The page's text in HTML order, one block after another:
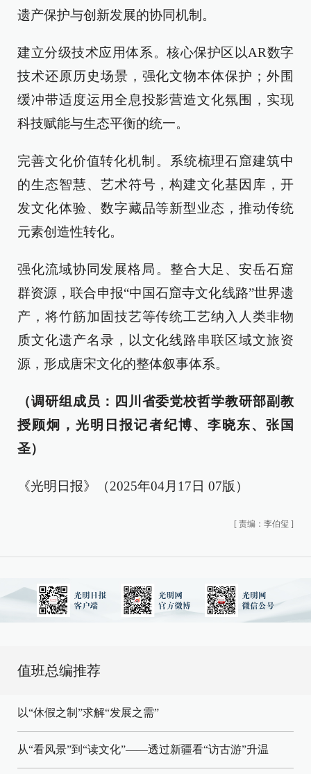
遗产保护与创新发展的协同机制。
建立分级技术应用体系‌。核心保护区以AR数字
技术还原历史场景，强化文物本体保护；外围
缓冲带适度运用全息投影营造文化氛围，实现
科技赋能与生态平衡的统一。‌
完善文化价值转化机制‌。系统梳理石窟建筑中
的生态智慧、艺术符号，构建文化基因库，开
发文化体验、数字藏品等新型业态，推动传统
元素创造性转化。‌
强化流域协同发展格局‌。整合大足、安岳石窟
群资源，联合申报“中国石窟寺文化线路”世界遗
产，将竹筋加固技艺等传统工艺纳入人类非物
质文化遗产名录，以文化线路串联区域文旅资
源，形成唐宋文化的整体叙事体系。
（调研组成员：四川省委党校哲学教研部副教
授顾炯，光明日报记者纪博、李晓东、张国
圣）
《光明日报》（2025年04月17日 07版）
[ 责编：李伯玺 ]
值班总编推荐
以“休假之制”求解“发展之需”
从“看风景”到“读文化”——透过新疆看“访古游”升温